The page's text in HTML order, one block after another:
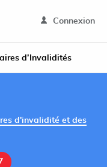
Connexion
d’Invalidités
d'invalidité et des